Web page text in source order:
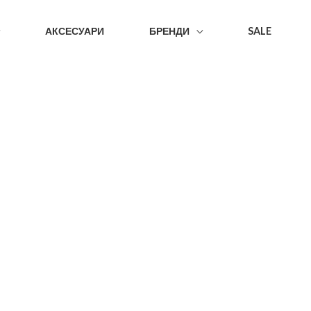
АКСЕСУАРИ БРЕНДИ SALE